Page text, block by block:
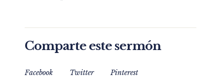
Comparte este sermón
Facebook Twitter Pinterest